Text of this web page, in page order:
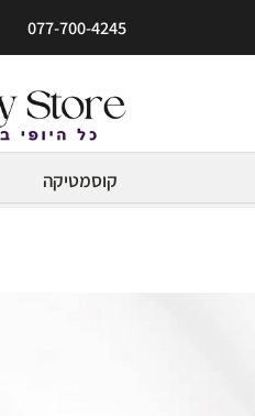
077-700-4245
קוסמטיקה